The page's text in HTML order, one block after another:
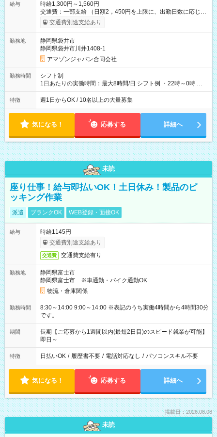
給与
時給1,300円～1,560円
交通費：一部支給 （日額2，450円を上限に、出勤日数に応じて
実費支給） ※22:00～翌5:00までは時給25%UP！ ■給与前払い
制度あり ※前払い額の上限あり、手数料無料（Amazon負担）
交通費別途支給あり
勤務地
静岡県袋井市
静岡県袋井市川井1408-1
アマゾンジャパン合同会社
勤務時間
シフト制
1日あたりの実働時間：最大8時間/日 シフト例 ・22時～0時 入
社後、就業可能シフトをご確認の上、申請してください。
特徴 週1日からOK / 10名以上の大量募集
気になる！ 応募する 詳細へ
未読
座り仕事！給与即払いOK！土日休み！製品のピ
ッキング作業
派遣 ブランクOK WEB登録・面接OK
給与
時給1145円
交通費別途支給あり
交通費 交通費支給有り
勤務地
静岡県富士市
静岡県富士市 ※車通勤・バイク通勤OK
物流・倉庫関係
勤務時間
8:30～14:00 9:00～14:00 ※表記のうち実働4時間から4時間30分
です。
期間
長期【ご応募から1週間以内(最短2日目)のスピード就業が可能】
即日～
特徴 日払いOK / 履歴書不要 / 電話対応なし / パソコンスキル不要
気になる！ 応募する 詳細へ
掲載日：2026.08.08
未読